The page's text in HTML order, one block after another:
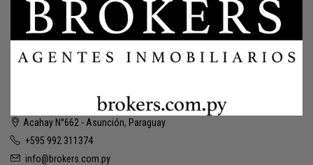
Acahay N°662 - Asunción, Paraguay
+595 992 311374
info@brokers.com.py